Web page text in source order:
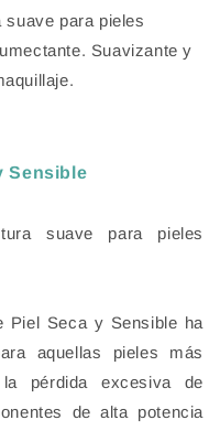
para pieles
Suavizante y
Sensible
suave para pieles
Piel Seca y Sensible ha
aquellas pieles más
pérdida excesiva de
de alta potencia